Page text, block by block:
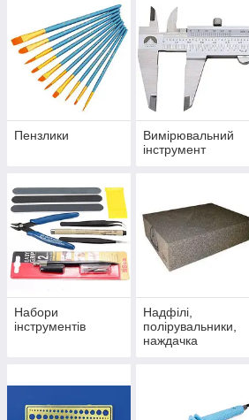
Пензлики
Вимірювальний
інструмент
Набори
інструментів
Надфілі,
полірувальники,
наждачка